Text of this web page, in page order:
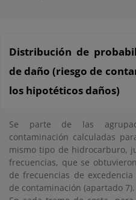
Distribución de
de daño (riesgo de
los hipotéticos daños)
Se parte de las
contaminación calculadas
mismo tipo de hidrocarburo,
frecuencias, que se
de frecuencias de
de contaminación (apartado 7).